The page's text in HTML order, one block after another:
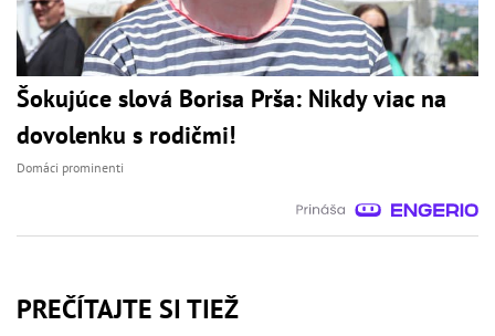
Šokujúce slová Borisa Prša: Nikdy viac na
dovolenku s rodičmi!
Domáci prominenti
PREČÍTAJTE SI TIEŽ